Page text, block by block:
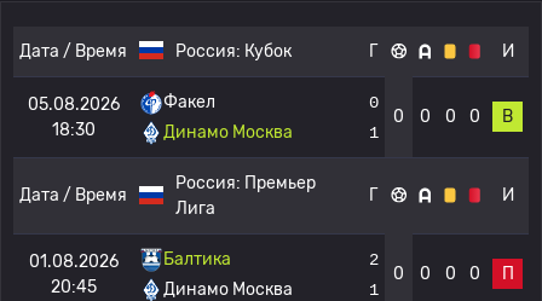
Дата / Время Россия: Кубок Г И
05.08.2026
18:30
Факел
Динамо Москва
0
1
0 0 0 0 В
Дата / Время
Россия: Премьер
Лига
Г И
01.08.2026
20:45
Балтика
Динамо Москва
2
1
0 0 0 0 П